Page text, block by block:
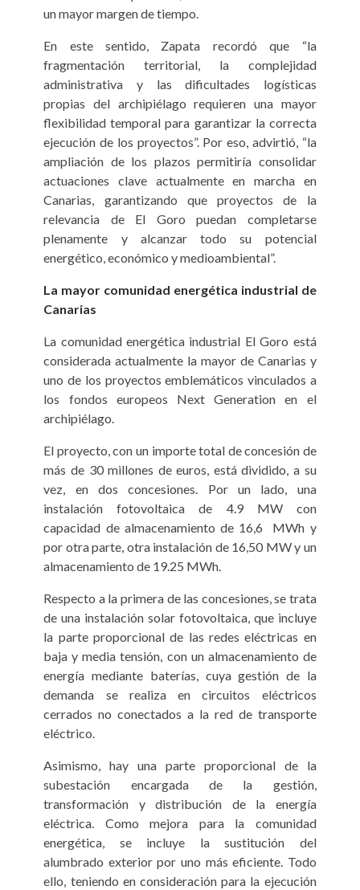
un mayor margen de tiempo.
En este sentido, Zapata recordó que “la
fragmentación territorial, la complejidad
administrativa y las dificultades logísticas
propias del archipiélago requieren una mayor
flexibilidad temporal para garantizar la correcta
ejecución de los proyectos”. Por eso, advirtió, “la
ampliación de los plazos permitiría consolidar
actuaciones clave actualmente en marcha en
Canarias, garantizando que proyectos de la
relevancia de El Goro puedan completarse
plenamente y alcanzar todo su potencial
energético, económico y medioambiental”.
La mayor comunidad energética industrial de
Canarias
La comunidad energética industrial El Goro está
considerada actualmente la mayor de Canarias y
uno de los proyectos emblemáticos vinculados a
los fondos europeos Next Generation en el
archipiélago.
El proyecto, con un importe total de concesión de
más de 30 millones de euros, está dividido, a su
vez, en dos concesiones. Por un lado, una
instalación fotovoltaica de 4.9 MW con
capacidad de almacenamiento de 16,6 MWh y
por otra parte, otra instalación de 16,50 MW y un
almacenamiento de 19.25 MWh.
Respecto a la primera de las concesiones, se trata
de una instalación solar fotovoltaica, que incluye
la parte proporcional de las redes eléctricas en
baja y media tensión, con un almacenamiento de
energía mediante baterías, cuya gestión de la
demanda se realiza en circuitos eléctricos
cerrados no conectados a la red de transporte
eléctrico.
Asimismo, hay una parte proporcional de la
subestación encargada de la gestión,
transformación y distribución de la energía
eléctrica. Como mejora para la comunidad
energética, se incluye la sustitución del
alumbrado exterior por uno más eficiente. Todo
ello, teniendo en consideración para la ejecución